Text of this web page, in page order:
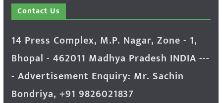
Contact Us
14 Press Complex, M.P. Nagar, Zone - 1,
Bhopal - 462011 Madhya Pradesh INDIA ---
- Advertisement Enquiry: Mr. Sachin
Bondriya, +91 9826021837